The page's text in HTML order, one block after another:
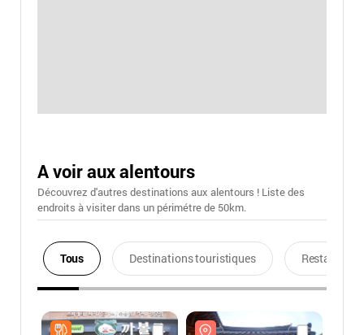
A voir aux alentours
Découvrez d'autres destinations aux alentours ! Liste des
endroits à visiter dans un périmétre de 50km.
Tous Destinations touristiques Restaurants